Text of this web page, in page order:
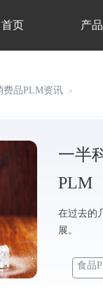
首页 产
费品PLM资讯 >
一半
PLM
在过去的
展。
食品